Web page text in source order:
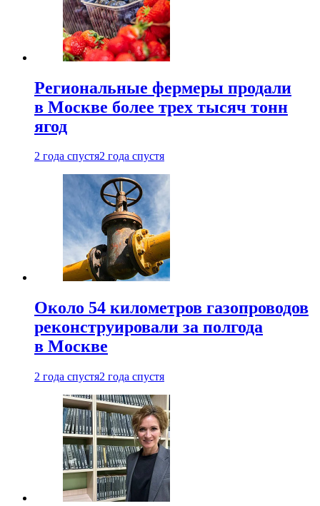
Региональные фермеры продали
в Москве более трех тысяч тонн
ягод
2 года спустя2 года спустя
Около 54 километров газопроводов
реконструировали за полгода
в Москве
2 года спустя2 года спустя